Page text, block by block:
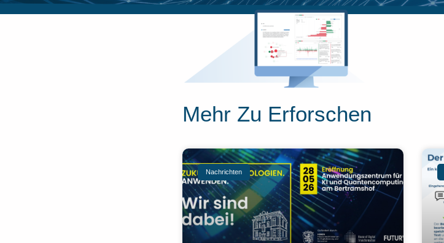
Mehr Zu Erforschen
Nachrichten